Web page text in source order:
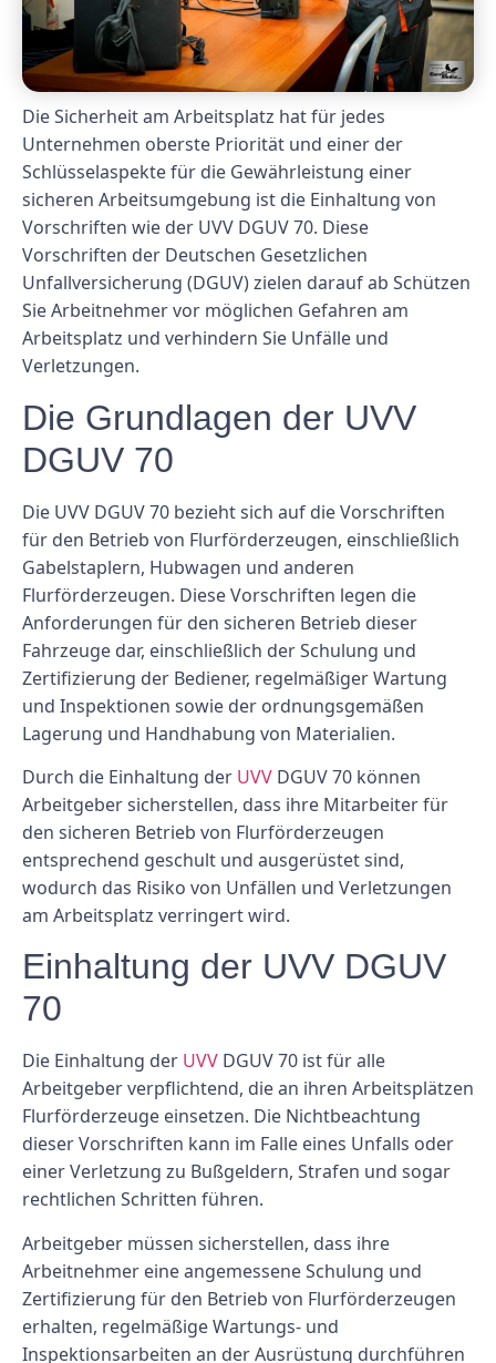
Die Sicherheit am Arbeitsplatz hat für jedes
Unternehmen oberste Priorität und einer der
Schlüsselaspekte für die Gewährleistung einer
sicheren Arbeitsumgebung ist die Einhaltung von
Vorschriften wie der UVV DGUV 70. Diese
Vorschriften der Deutschen Gesetzlichen
Unfallversicherung (DGUV) zielen darauf ab Schützen
Sie Arbeitnehmer vor möglichen Gefahren am
Arbeitsplatz und verhindern Sie Unfälle und
Verletzungen.
Die Grundlagen der UVV
DGUV 70
Die UVV DGUV 70 bezieht sich auf die Vorschriften
für den Betrieb von Flurförderzeugen, einschließlich
Gabelstaplern, Hubwagen und anderen
Flurförderzeugen. Diese Vorschriften legen die
Anforderungen für den sicheren Betrieb dieser
Fahrzeuge dar, einschließlich der Schulung und
Zertifizierung der Bediener, regelmäßiger Wartung
und Inspektionen sowie der ordnungsgemäßen
Lagerung und Handhabung von Materialien.
Durch die Einhaltung der UVV DGUV 70 können
Arbeitgeber sicherstellen, dass ihre Mitarbeiter für
den sicheren Betrieb von Flurförderzeugen
entsprechend geschult und ausgerüstet sind,
wodurch das Risiko von Unfällen und Verletzungen
am Arbeitsplatz verringert wird.
Einhaltung der UVV DGUV
70
Die Einhaltung der UVV DGUV 70 ist für alle
Arbeitgeber verpflichtend, die an ihren Arbeitsplätzen
Flurförderzeuge einsetzen. Die Nichtbeachtung
dieser Vorschriften kann im Falle eines Unfalls oder
einer Verletzung zu Bußgeldern, Strafen und sogar
rechtlichen Schritten führen.
Arbeitgeber müssen sicherstellen, dass ihre
Arbeitnehmer eine angemessene Schulung und
Zertifizierung für den Betrieb von Flurförderzeugen
erhalten, regelmäßige Wartungs- und
Inspektionsarbeiten an der Ausrüstung durchführen